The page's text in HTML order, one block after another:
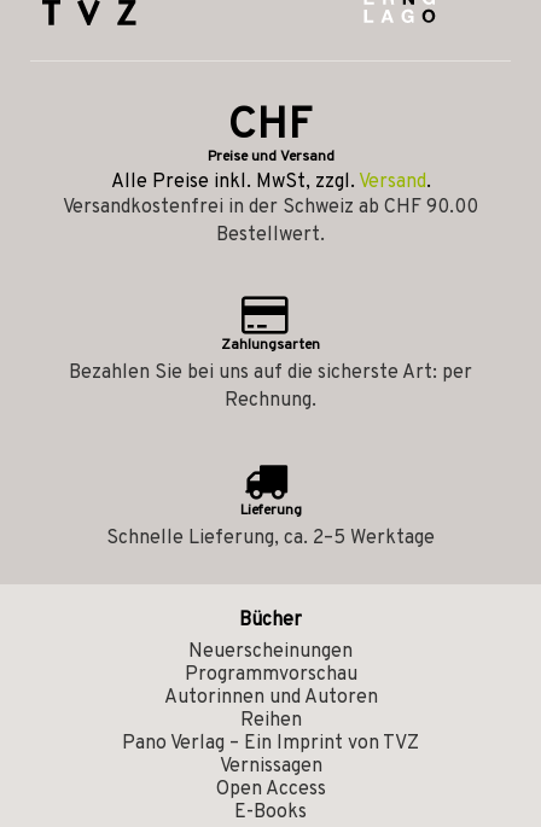
CHF
Preise und Versand
Alle Preise inkl. MwSt, zzgl. Versand.
Versandkostenfrei in der Schweiz ab CHF 90.00
Bestellwert.
Zahlungsarten
Bezahlen Sie bei uns auf die sicherste Art: per
Rechnung.
Lieferung
Schnelle Lieferung, ca. 2–5 Werktage
Bücher
Neuerscheinungen
Programmvorschau
Autorinnen und Autoren
Reihen
Pano Verlag – Ein Imprint von TVZ
Vernissagen
Open Access
E-Books